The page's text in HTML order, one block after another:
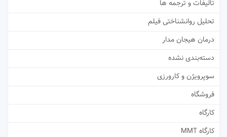
تالیفات و ترجمه ها
تحلیل روانشناختی فیلم
درمان هیجان مدار
دسته‌بندی نشده
سوپرویژن و کارورزی
فروشگاه
کارگاه
کارگاه MMT